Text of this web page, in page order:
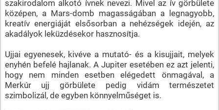
szakirodalom alkotó ívnek nevezi. Mivel az ív görbülete
középen, a Mars-domb magasságában a legnagyobb,
kreatív energiáját elsősorban a nehézségek idején, az
akadályok leküzdésekor hasznosítja.
Ujjai egyenesek, kivéve a mutató- és a kisujjait, melyek
enyhén befelé hajlanak. A Jupiter esetében ez azt jelenti,
hogy nem minden esetben elégedett önmagával, a
Merkúr ujj görbülete pedig vidám természetet
szimbolizál, de egyben könnyelműséget is.